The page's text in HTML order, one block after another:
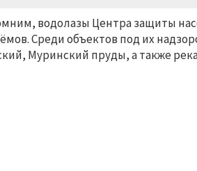
водолазы Центра защиты
Среди объектов под их
Муринский пруды, а также